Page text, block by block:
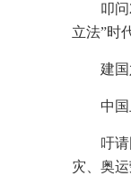
叩
立法”时
建
中
吁
灾、奥